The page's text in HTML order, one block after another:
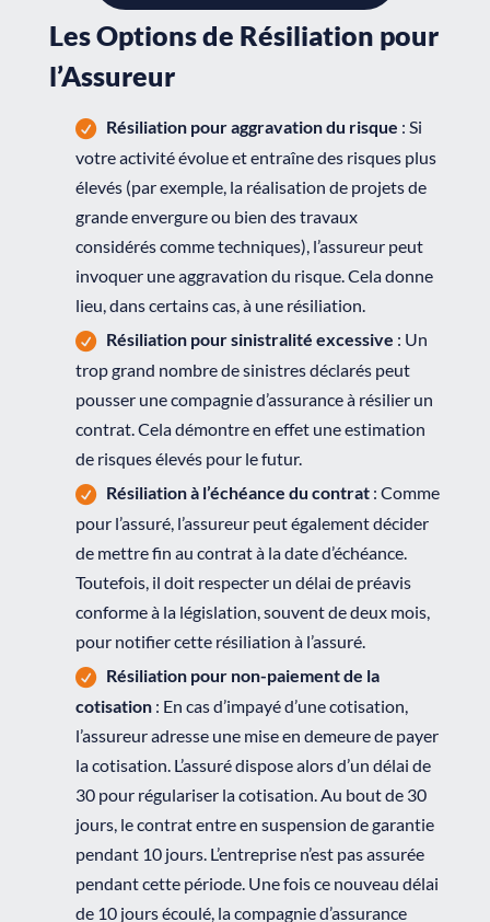
Les Options de Résiliation pour
l’Assureur
Résiliation pour aggravation du risque : Si
votre activité évolue et entraîne des risques plus
élevés (par exemple, la réalisation de projets de
grande envergure ou bien des travaux
considérés comme techniques), l’assureur peut
invoquer une aggravation du risque. Cela donne
lieu, dans certains cas, à une résiliation.
Résiliation pour sinistralité excessive : Un
trop grand nombre de sinistres déclarés peut
pousser une compagnie d’assurance à résilier un
contrat. Cela démontre en effet une estimation
de risques élevés pour le futur.
Résiliation à l’échéance du contrat : Comme
pour l’assuré, l’assureur peut également décider
de mettre fin au contrat à la date d’échéance.
Toutefois, il doit respecter un délai de préavis
conforme à la législation, souvent de deux mois,
pour notifier cette résiliation à l’assuré.
Résiliation pour non-paiement de la
cotisation: En cas d’impayé d’une cotisation,
l’assureur adresse une mise en demeure de payer
la cotisation. L’assuré dispose alors d’un délai de
30 pour régulariser la cotisation. Au bout de 30
jours, le contrat entre en suspension de garantie
pendant 10 jours. L’entreprise n’est pas assurée
pendant cette période. Une fois ce nouveau délai
de 10 jours écoulé, la compagnie d’assurance